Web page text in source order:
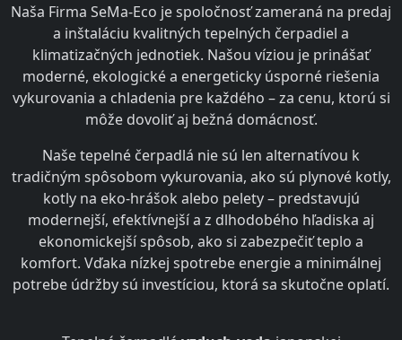
Naša Firma SeMa-Eco je spoločnosť zameraná na predaj
a inštaláciu kvalitných tepelných čerpadiel a
klimatizačných jednotiek. Našou víziou je prinášať
moderné, ekologické a energeticky úsporné riešenia
vykurovania a chladenia pre každého – za cenu, ktorú si
môže dovoliť aj bežná domácnosť.
Naše tepelné čerpadlá nie sú len alternatívou k
tradičným spôsobom vykurovania, ako sú plynové kotly,
kotly na eko-hrášok alebo pelety – predstavujú
modernejší, efektívnejší a z dlhodobého hľadiska aj
ekonomickejší spôsob, ako si zabezpečiť teplo a
komfort. Vďaka nízkej spotrebe energie a minimálnej
potrebe údržby sú investíciou, ktorá sa skutočne oplatí.